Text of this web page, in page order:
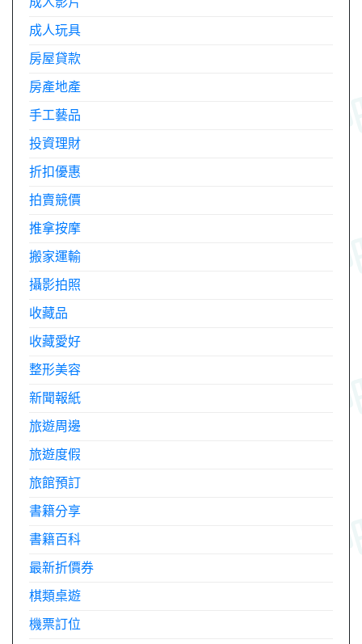
成人玩具
房屋貸款
房產地產
手工藝品
投資理財
折扣優惠
拍賣競價
推拿按摩
搬家運輸
攝影拍照
收藏品
收藏愛好
整形美容
新聞報紙
旅遊周邊
旅遊度假
旅館預訂
書籍分享
書籍百科
最新折價券
棋類桌遊
機票訂位